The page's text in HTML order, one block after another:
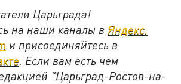
Царьграда!
на наши каналы вЯндекс.
и присоединяйтесь в
. Если вам есть чем
"Царьград-Ростов-на-